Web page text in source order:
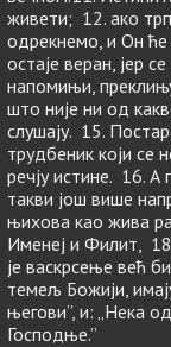
живети; 12. ако
одрекнемо, и Он
остаје веран, јер
напомињи,
што није ни од
слушају. 15.
трудбеник који се
речју истине. 16. А
такви још више
њихова као жива
Именеј и Филит,
је васкрсење већ
темељ Божији,
његови”, и: „Нека
Господње.”